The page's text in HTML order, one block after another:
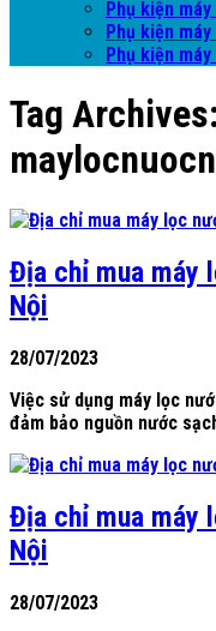
Phụ kiện
Phụ kiện
Phụ kiện
Tag Archives:
Địa chỉ mua máy
Nội
28/07/2023
Việc sử dụng máy lọc
đảm bảo nguồn nước
Địa chỉ mua máy
Nội
28/07/2023